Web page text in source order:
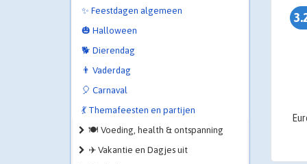
✨ Feestdagen algemeen
🎃 Halloween
🐕 Dierendag
👨 Vaderdag
🎈 Carnaval
💃 Themafeesten en partijen
🍽️ Voeding, health & ontspanning
✈️ Vakantie en Dagjes uit